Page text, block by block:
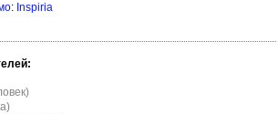
: Inspiria